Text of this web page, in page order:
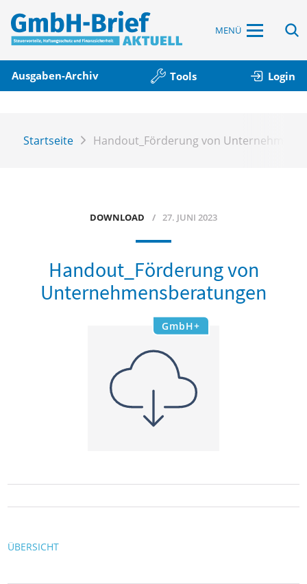
MENÜ
Ausgaben-Archiv Tools Login
Startseite Handout_Förderung von
DOWNLOAD 27. JUNI 2023
Handout_Förderung von
Unternehmensberatungen
GmbH+
ÜBERSICHT